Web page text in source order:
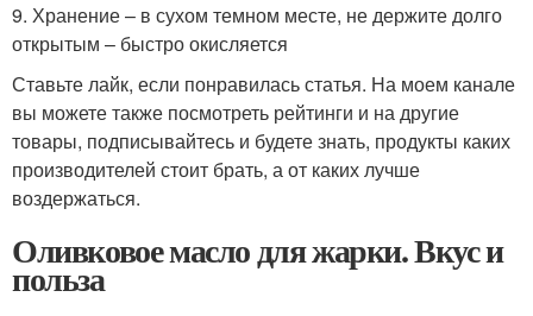
9. Хранение – в сухом темном месте, не держите долго
открытым – быстро окисляется
Ставьте лайк, если понравилась статья. На моем канале
вы можете также посмотреть рейтинги и на другие
товары, подписывайтесь и будете знать, продукты каких
производителей стоит брать, а от каких лучше
воздержаться.
Оливковое масло для жарки. Вкус и
польза